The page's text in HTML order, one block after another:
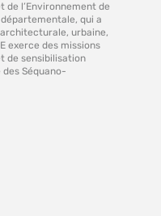
de l’Environnement de
qui a
urbaine,
exerce des missions
de sensibilisation
Séquano-